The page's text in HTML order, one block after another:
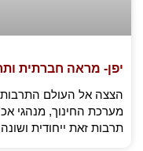
יפן- מראה חברתית
הצצה אל העולם
מערכת החינוך, מנהגי
תרבות זאת ייחודית